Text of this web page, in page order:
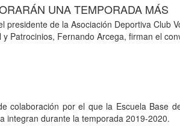
UNA TEMPORADA MÁS
de la Asociación Deportiva Club
Patrocinios, Fernando Arcega, firman el
colaboración por el que la Escuela Base
integran durante la temporada 2019-2020.